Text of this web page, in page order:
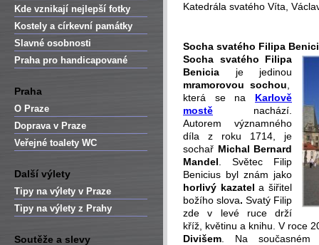
Kde vznikají nejlepší fotky
Kostely a církevní památky
Slavné osobnosti
Praha pro handicapované
Praha
O Praze
Doprava v Praze
Veřejné toalety WC
Další výlety
Tipy na výlety v Praze
Tipy na výlety z Prahy
Soutěže a slevy
Katedrála svatého Víta,
Socha svatého Filipa
Socha svatého Filipa
Benicia je jedinou
mramorovou sochou
která se na Karlově
mostě
nachází.
Autorem významného
díla z roku 1714, je
sochař Michal Bernard
Mandel . Světec Filip
Benicius byl znám jako
horlivý kazatel a šiřitel
božího slova. Svatý Filip
zde v levé ruce drží
kříž, květinu a knihu. V roce
Divišem . Na současném